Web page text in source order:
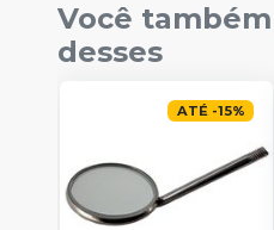
Você
desses
ATÉ -15%